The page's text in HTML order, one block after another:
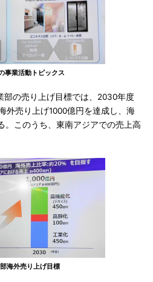
事業活動トピックス
の売り上げ目標では、2030年度
外売り上げ1000億円を達成し、海
。このうち、東南アジアでの売上高
海外売り上げ目標